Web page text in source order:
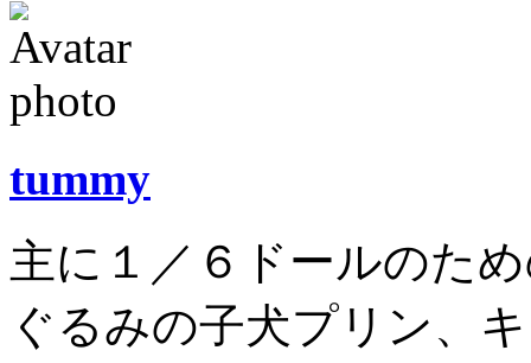
below.
tummy
主に１／６ドールのた
ぐるみの子犬プリン、